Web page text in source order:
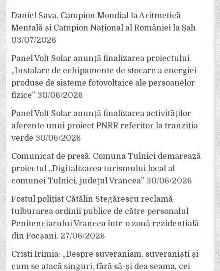
Daniel Sava, Campion Mondial la Aritmetică
Mentală și Campion Național al României la Șah
03/07/2026
Panel Volt Solar anunță finalizarea proiectului
„Instalare de echipamente de stocare a energiei
produse de sisteme fotovoltaice ale persoanelor
fizice” 30/06/2026
Panel Volt Solar anunță finalizarea activităților
aferente unui proiect PNRR referitor la tranziția
verde 30/06/2026
Comunicat de presă. Comuna Tulnici demarează
proiectul „Digitalizarea turismului local al
comunei Tulnici, județul Vrancea” 30/06/2026
Fostul polițist Cătălin Stegărescu reclamă
tulburarea ordinii publice de către personalul
Penitenciarului Vrancea într-o zonă rezidențială
din Focșani. 27/06/2026
Cristi Irimia: „Despre suveranism, suveraniști și
cum se atacă singuri, fără să-și dea seama, cei